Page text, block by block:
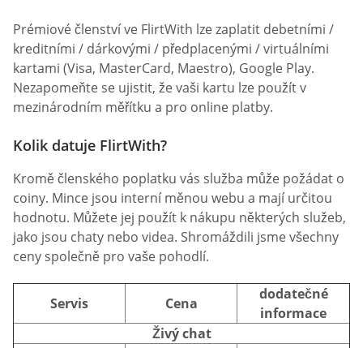
Prémiové členství ve FlirtWith lze zaplatit debetními /
kreditními / dárkovými / předplacenými / virtuálními
kartami (Visa, MasterCard, Maestro), Google Play.
Nezapomeňte se ujistit, že vaši kartu lze použít v
mezinárodním měřítku a pro online platby.
Kolik datuje FlirtWith?
Kromě členského poplatku vás služba může požádat o
coiny. Mince jsou interní měnou webu a mají určitou
hodnotu. Můžete jej použít k nákupu některých služeb,
jako jsou chaty nebo videa. Shromáždili jsme všechny
ceny společně pro vaše pohodlí.
Servis Cena
dodatečné
informace
Živý chat